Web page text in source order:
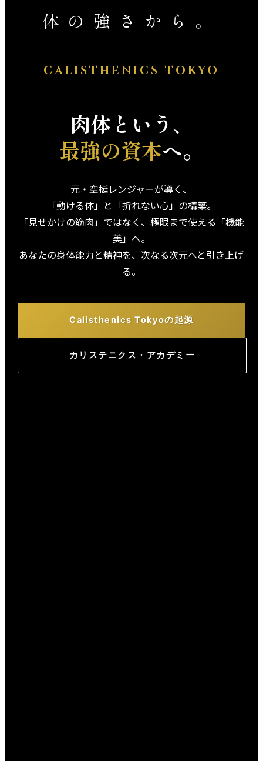
体の強さから。
CALISTHENICS TOKYO
肉体という、
最強の資本へ。
元・空挺レンジャーが導く、
「動ける体」と「折れない心」の構築。
「見せかけの筋肉」ではなく、極限まで使える「機能
美」へ。
あなたの身体能力と精神を、次なる次元へと引き上げ
る。
Calisthenics Tokyoの起源
カリステニクス・アカデミー